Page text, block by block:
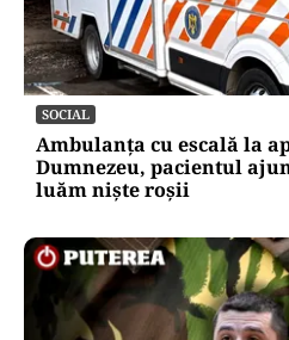
SOCIAL
Ambulanța cu escală la
Dumnezeu, pacientul
luăm niște roșii